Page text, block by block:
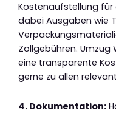
Kostenaufstellung für
dabei Ausgaben wie
Zollgebühren. Umzug
eine transparente
gerne zu allen
4. Dokumentation: